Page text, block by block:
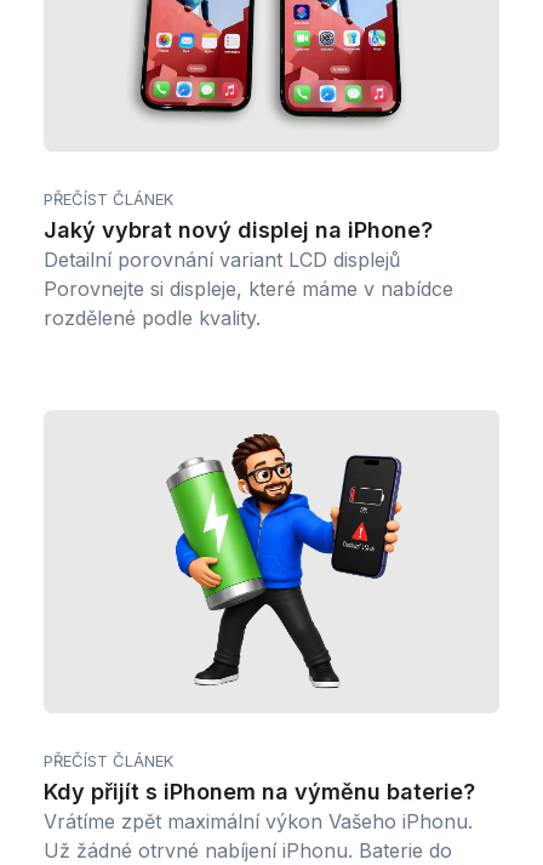
PŘEČÍST ČLÁNEK
Jaký vybrat nový displej na iPhone?
Detailní porovnání variant LCD displejů
Porovnejte si displeje, které máme v nabídce
rozdělené podle kvality.
PŘEČÍST ČLÁNEK
Kdy přijít s iPhonem na výměnu baterie?
Vrátíme zpět maximální výkon Vašeho iPhonu.
Už žádné otrvné nabíjení iPhonu. Baterie do